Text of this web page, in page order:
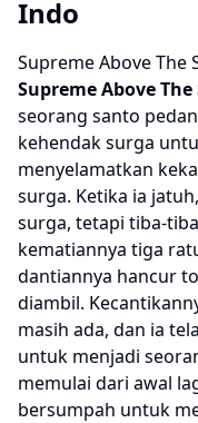
Indo
Supreme Above The
Supreme Above The
seorang santo
kehendak surga
menyelamatkan
surga. Ketika ia
surga, tetapi tiba-
kematiannya tiga
dantiannya hancur
diambil.
masih ada, dan ia
untuk menjadi
memulai dari awal
bersumpah untuk